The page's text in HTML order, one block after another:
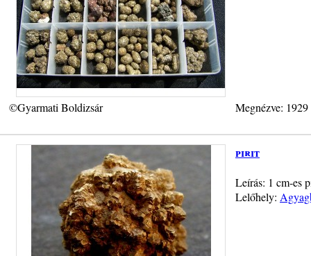
©Gyarmati Boldizsár Megnézve:
pirit
Leírás: 1 cm-es
Lelőhely: